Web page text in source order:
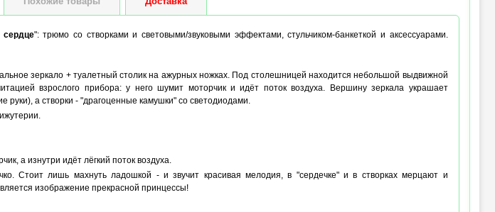
сердце": трюмо со створками и световыми/звуковыми эффектами, стульчиком-банкеткой и аксессуарами.
зеркало + туалетный столик на ажурных ножках. Под столешницей находится небольшой выдвижной
взрослого прибора: у него шумит моторчик и идёт поток воздуха. Вершину зеркала украшает
руки), а створки - "драгоценные камушки" со светодиодами.
а изнутри идёт лёгкий поток воздуха.
Стоит лишь махнуть ладошкой - и звучит красивая мелодия, в "сердечке" и в створках мерцают и
изображение прекрасной принцессы!